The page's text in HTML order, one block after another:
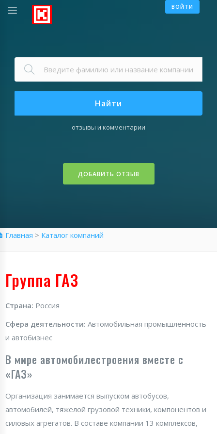
ВОЙТИ
Найти
отзывы и комментарии
ДОБАВИТЬ ОТЗЫВ
Главная > Каталог компаний
Группа ГАЗ
Страна: Россия
Сфера деятельности: Автомобильная промышленность
и автобизнес
В мире автомобилестроения вместе с
«ГАЗ»
Организация занимается выпуском автобусов,
автомобилей, тяжелой грузовой техники, компонентов и
силовых агрегатов. В составе компании 13 комплексов,